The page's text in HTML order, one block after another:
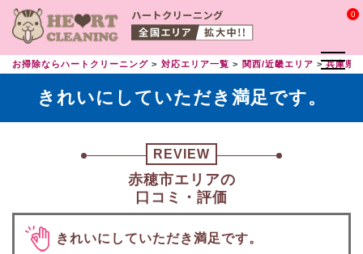
0
お掃除ならハートクリーニング 対応エリア一覧 関西/近畿エリア 兵庫県
きれいにしていただき満足です。
REVIEW
赤穂市エリアの
口コミ・評価
きれいにしていただき満足です。